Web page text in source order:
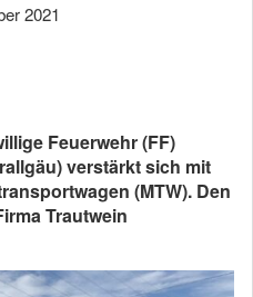
2021
Feuerwehr (FF)
verstärkt sich mit
(MTW). Den
Trautwein